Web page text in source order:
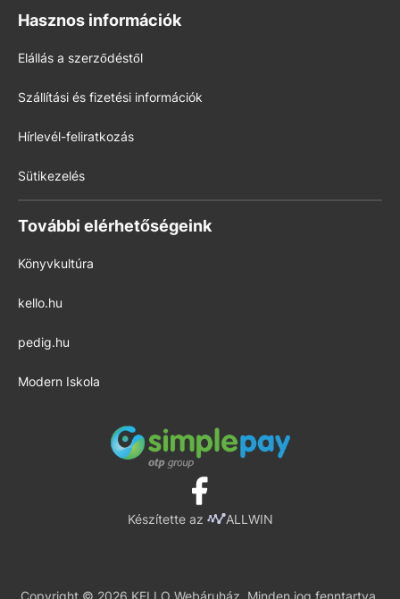
Hasznos információk
Elállás a szerződéstől
Szállítási és fizetési információk
Hírlevél-feliratkozás
Sütikezelés
További elérhetőségeink
Könyvkultúra
kello.hu
pedig.hu
Modern Iskola
Készítette az ALLWIN
Copyright © 2026 KELLO Webáruház. Minden jog fenntartva.